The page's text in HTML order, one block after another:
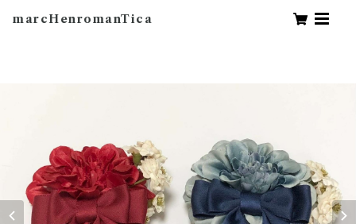
marcHenromanTica